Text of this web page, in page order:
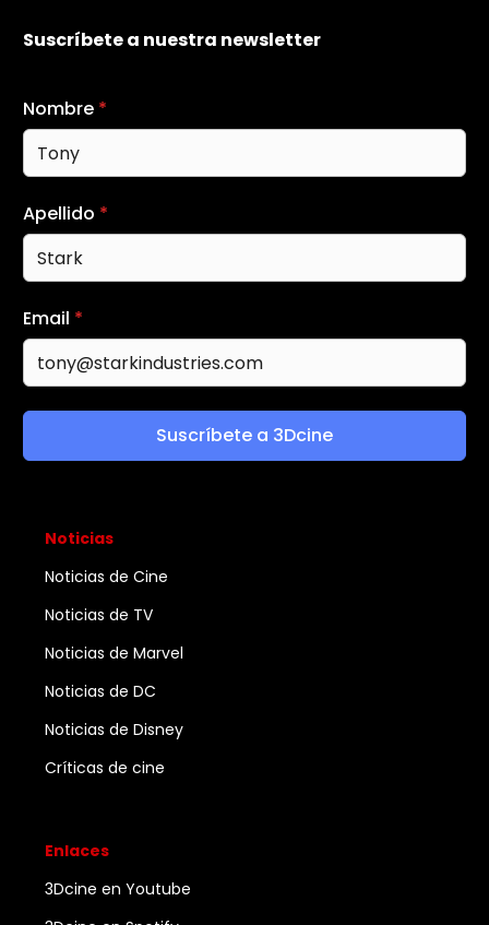
Suscríbete a nuestra newsletter
Nombre *
Apellido *
Email *
Suscríbete a 3Dcine
Noticias
Noticias de Cine
Noticias de TV
Noticias de Marvel
Noticias de DC
Noticias de Disney
Críticas de cine
Enlaces
3Dcine en Youtube